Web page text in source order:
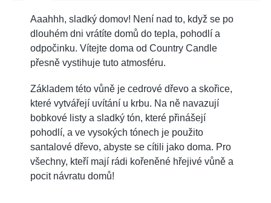
Aaahhh, sladký domov! Není nad to, když se po
dlouhém dni vrátíte domů do tepla, pohodlí a
odpočinku. Vítejte doma od Country Candle
přesně vystihuje tuto atmosféru.
Základem této vůně je cedrové dřevo a skořice,
které vytvářejí uvítání u krbu. Na ně navazují
bobkové listy a sladký tón, které přinášejí
pohodlí, a ve vysokých tónech je použito
santalové dřevo, abyste se cítili jako doma. Pro
všechny, kteří mají rádi kořeněné hřejivé vůně a
pocit návratu domů!